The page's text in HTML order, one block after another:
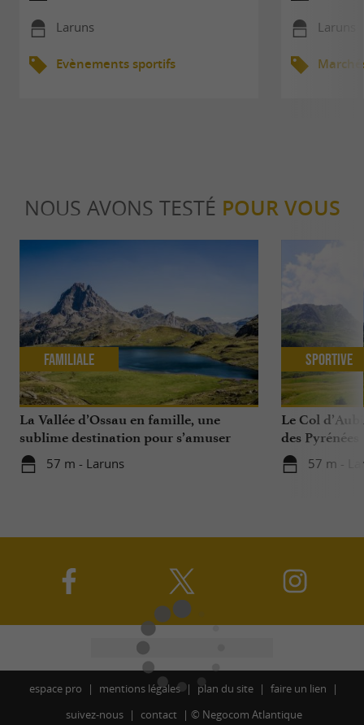
Laruns
Evènements sportifs
Laruns
NOUS AVONS TESTÉ POUR VOUS
La Vallée d’Ossau en famille, une
sublime destination pour s’amuser
avec ses enfants toute l'année
57 m - Laruns
Familiale
Le Col
des Pyrénées
57 m -
Sportive
espace pro mentions légales plan du site
faire un lien
suivez-nous
contact © Negocom Atlantique